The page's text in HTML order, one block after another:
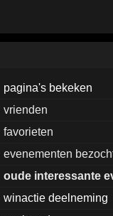
pagina's bekeken
vrienden
favorieten
evenementen
oude interessante
winactie deelneming